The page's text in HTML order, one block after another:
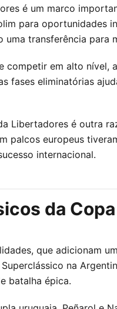
é um marco
para
transferência para
em alto
fases eliminatórias
Libertadores é outra
palcos europeus
internacional.
da
que adicionam
na
batalha épica.